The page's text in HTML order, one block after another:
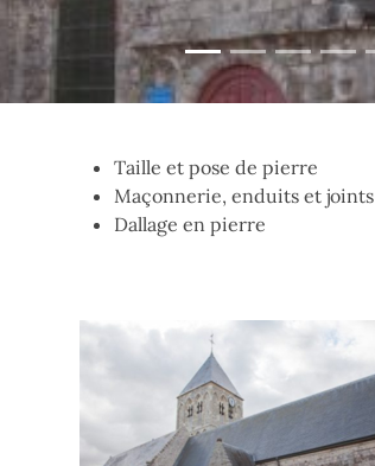
Taille et pose de pierre
Maçonnerie, enduits et joints
Dallage en pierre